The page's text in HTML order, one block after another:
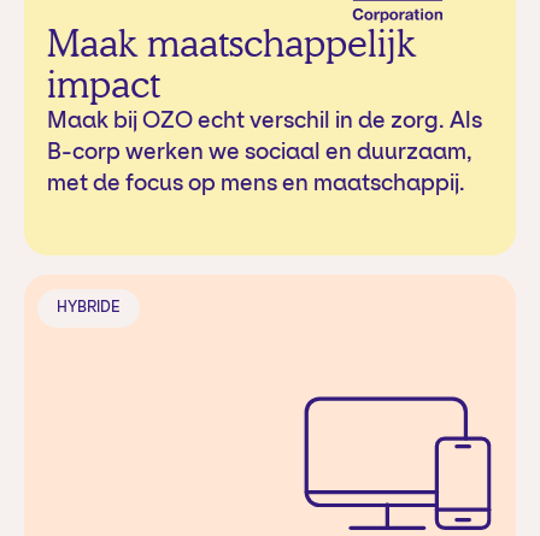
Maak maatschappelijk
impact
Maak bij OZO echt verschil in de zorg. Als
B-corp werken we sociaal en duurzaam,
met de focus op mens en maatschappij.
HYBRIDE